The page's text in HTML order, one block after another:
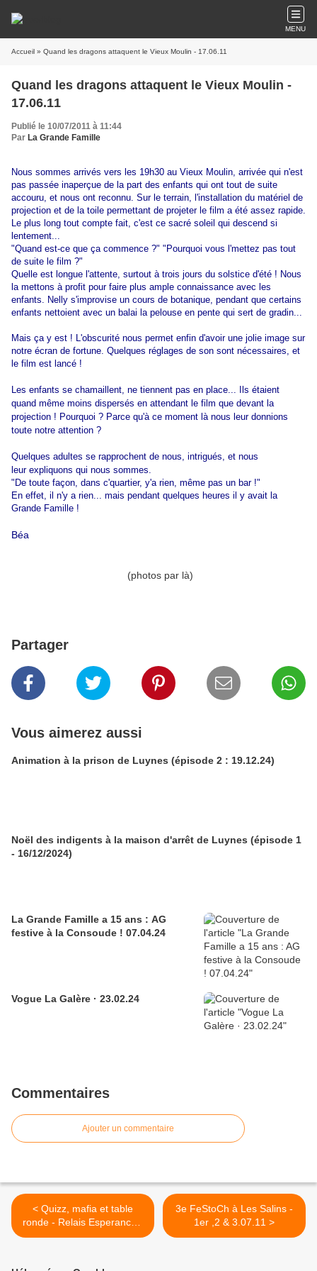
MENU
Accueil » Quand les dragons attaquent le Vieux Moulin - 17.06.11
Quand les dragons attaquent le Vieux Moulin -
17.06.11
Publié le 10/07/2011 à 11:44
Par La Grande Famille
Nous sommes arrivés vers les 19h30 au Vieux Moulin, arrivée qui n'est
pas passée inaperçue de la part des enfants qui ont tout de suite
accouru, et nous ont reconnu. Sur le terrain, l'installation du matériel de
projection et de la toile permettant de projeter le film a été assez rapide.
Le plus long tout compte fait, c'est ce sacré soleil qui descend si
lentement...
"Quand est-ce que ça commence ?" "Pourquoi vous l'mettez pas tout
de suite le film ?"
Quelle est longue l'attente, surtout à trois jours du solstice d'été ! Nous
la mettons à profit pour faire plus ample connaissance avec les
enfants. Nelly s'improvise un cours de botanique, pendant que certains
enfants nettoient avec un balai la pelouse en pente qui sert de gradin...
Mais ça y est ! L'obscurité nous permet enfin d'avoir une jolie image sur
notre écran de fortune. Quelques réglages de son sont nécessaires, et
le film est lancé !
Les enfants se chamaillent, ne tiennent pas en place... Ils étaient
quand même moins dispersés en attendant le film que devant la
projection ! Pourquoi ? Parce qu'à ce moment là nous leur donnions
toute notre attention ?
Quelques adultes se rapprochent de nous, intrigués, et nous
leur expliquons qui nous sommes.
"De toute façon, dans c'quartier, y'a rien, même pas un bar !"
En effet, il n'y a rien... mais pendant quelques heures il y avait la
Grande Famille !
Béa
(photos par là)
Partager
Vous aimerez aussi
Animation à la prison de Luynes (épisode 2 : 19.12.24)
Noël des indigents à la maison d'arrêt de Luynes (épisode 1
- 16/12/2024)
La Grande Famille a 15 ans : AG
festive à la Consoude ! 07.04.24
Vogue La Galère · 23.02.24
Commentaires
Ajouter un commentaire
< Quizz, mafia et table
ronde - Relais Esperance -
10.06.11
3e FeStoCh à Les Salins -
1er ,2 & 3.07.11 >